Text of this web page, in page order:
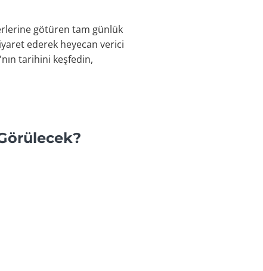
götüren tam günlük
ederek heyecan verici
tarihini keşfedin,